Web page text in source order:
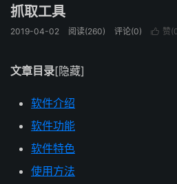
抓取工具
2019-04-02 阅读(260) 评论(0)  赞(
文章目录[隐藏]
软件介绍
软件功能
软件特色
使用方法